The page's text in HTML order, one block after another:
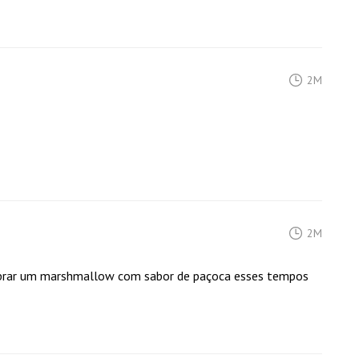
2M
2M
um marshmallow com sabor de paçoca esses tempos